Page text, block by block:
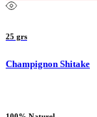
25 grs
Champignon Shitake